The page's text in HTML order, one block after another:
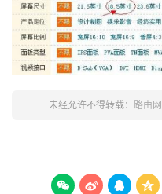
未经允许不得转载： 路由网
   